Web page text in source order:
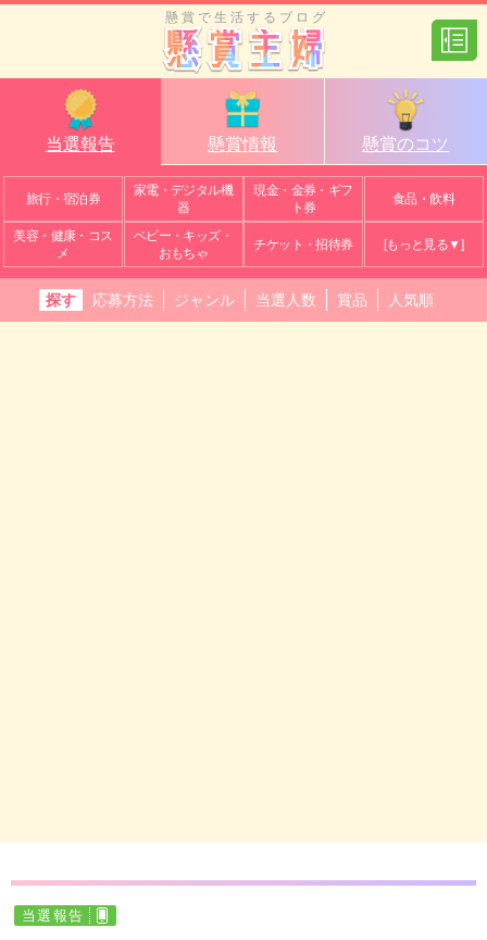
懸賞で生活するブログ
当選報告 懸賞情報 懸賞のコツ
旅行・宿泊券
家電・デジタル機
器
現金・金券・ギフ
ト券
食品・飲料
美容・健康・コス
メ
ベビー・キッズ・
おもちゃ
チケット・招待券 [もっと見る▼]
探す 応募方法 ジャンル 当選人数 賞品 人気順
当選報告